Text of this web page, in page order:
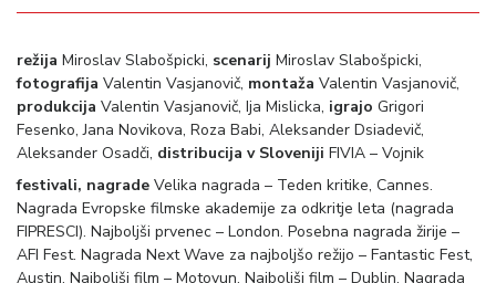
režija Miroslav Slabošpicki, scenarij Miroslav Slabošpicki,
fotografija Valentin Vasjanovič, montaža Valentin Vasjanovič,
produkcija Valentin Vasjanovič, Ija Mislicka, igrajo Grigori
Fesenko, Jana Novikova, Roza Babi, Aleksander Dsiadevič,
Aleksander Osadči, distribucija v Sloveniji FIVIA – Vojnik
festivali, nagrade Velika nagrada – Teden kritike, Cannes.
Nagrada Evropske filmske akademije za odkritje leta (nagrada
FIPRESCI). Najboljši prvenec – London. Posebna nagrada žirije –
AFI Fest. Nagrada Next Wave za najboljšo režijo – Fantastic Fest,
Austin. Najboljši film – Motovun. Najboljši film – Dublin. Nagrada